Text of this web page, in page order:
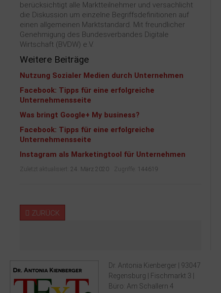
berücksichtigt alle Marktteilnehmer und versachlicht
die Diskussion um einzelne Begriffsdefinitionen auf
einen allgemeinen Marktstandard. Mit freundlicher
Genehmigung des Bundesverbandes Digitale
Wirtschaft (BVDW) e.V.
Weitere Beiträge
Nutzung Sozialer Medien durch Unternehmen
Facebook: Tipps für eine erfolgreiche
Unternehmensseite
Was bringt Google+ My business?
Facebook: Tipps für eine erfolgreiche
Unternehmensseite
Instagram als Marketingtool für Unternehmen
Zuletzt aktualisiert: 24. März 2020 Zugriffe: 144619
ZURÜCK
Dr. Antonia Kienberger | 93047
Regensburg | Fischmarkt 3 |
Büro: Am Schallern 4